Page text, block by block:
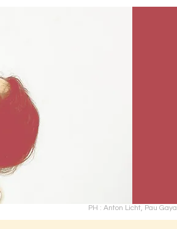
PH : Anton Licht, Pau Gaya